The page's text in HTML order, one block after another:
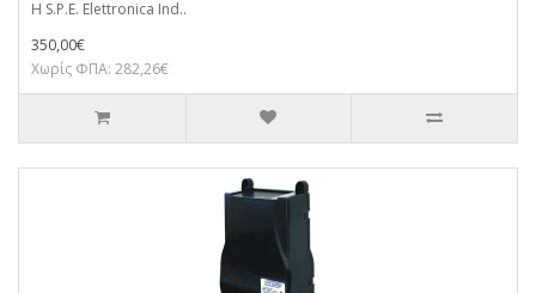
Η S.P.E. Elettronica Ind..
350,00€
Χωρίς ΦΠΑ: 282,26€